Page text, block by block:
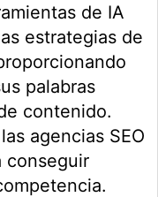
de IA
estrategias de
palabras
contenido.
agencias SEO
conseguir